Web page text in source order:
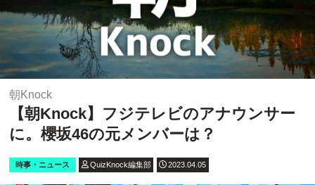
朝Knock
【朝Knock】フジテレビのアナウンサー
に。櫻坂46の元メンバーは？
時事・ニュース QuizKnock編集部 2023.04.05